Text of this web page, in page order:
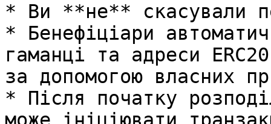
* Ви **не** скасували
* Бенефіціари
гаманці та адреси
за допомогою власних
* Після початку